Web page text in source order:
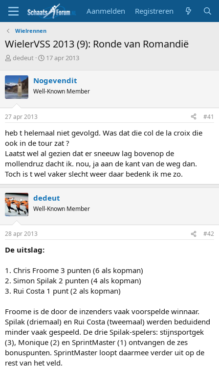
Aanmelden Registreren
Wielrennen
WielerVSS 2013 (9): Ronde van Romandië
T
p
i
c
s
t
a
t
e
r
dedeut
S
r
t
a
m
17 apr 2013
Nogevendit
Well-Known Member
27 apr 2013 #41
heb t helemaal niet gevolgd. Was dat die col de la croix die
ook in de tour zat ?
Laatst wel al gezien dat er sneeuw lag bovenop de
mollendruz dacht ik. nou, ja aan de kant van de weg dan.
Toch is t wel vaker slecht weer daar bedenk ik me zo.
dedeut
Well-Known Member
28 apr 2013 #42
De uitslag:
1. Chris Froome 3 punten (6 als kopman)
2. Simon Spilak 2 punten (4 als kopman)
3. Rui Costa 1 punt (2 als kopman)
Froome is de door de inzenders vaak voorspelde winnaar.
Spilak (driemaal) en Rui Costa (tweemaal) werden beduidend
minder vaak gespeeld. De drie Spilak-spelers: stijnsportgek
(3), Monique (2) en SprintMaster (1) ontvangen de zes
bonuspunten. SprintMaster loopt daarmee verder uit op de
rest van het veld.